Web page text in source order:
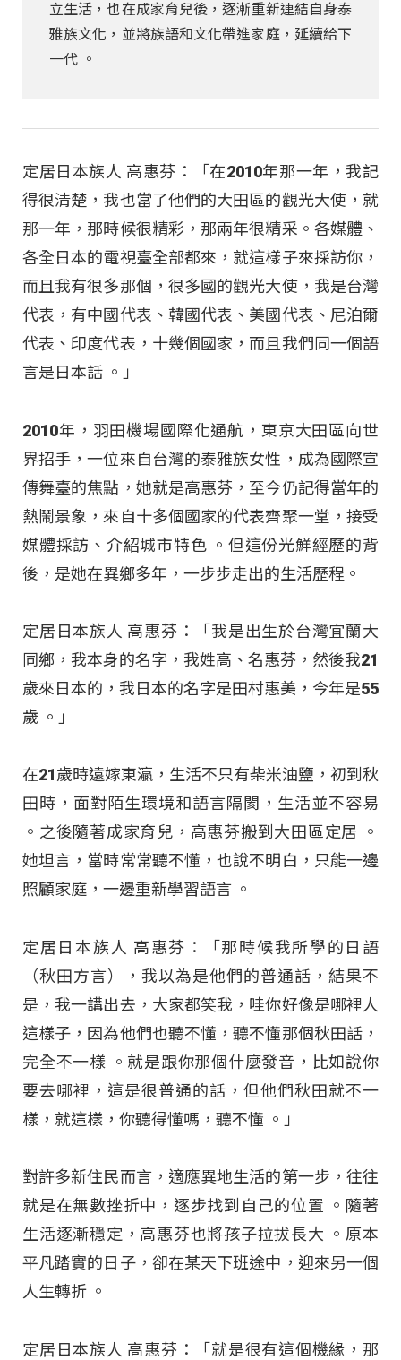
立生活，也在成家育兒後，逐漸重新連結自身泰
雅族文化，並將族語和文化帶進家庭，延續給下
一代 。
定居日本族人 高惠芬：「在2010年那一年，我記
得很清楚，我也當了他們的大田區的觀光大使，就
那一年，那時候很精彩，那兩年很精采。各媒體、
各全日本的電視臺全部都來，就這樣子來採訪你，
而且我有很多那個，很多國的觀光大使，我是台灣
代表，有中國代表、韓國代表、美國代表、尼泊爾
代表、印度代表，十幾個國家，而且我們同一個語
言是日本話 。」
2010年，羽田機場國際化通航，東京大田區向世
界招手，一位來自台灣的泰雅族女性，成為國際宣
傳舞臺的焦點，她就是高惠芬，至今仍記得當年的
熱鬧景象，來自十多個國家的代表齊聚一堂，接受
媒體採訪、介紹城市特色 。但這份光鮮經歷的背
後，是她在異鄉多年，一步步走出的生活歷程。
定居日本族人 高惠芬：「我是出生於台灣宜蘭大
同鄉，我本身的名字，我姓高、名惠芬，然後我21
歲來日本的，我日本的名字是田村惠美，今年是55
歲 。」
在21歲時遠嫁東灜，生活不只有柴米油鹽，初到秋
田時，面對陌生環境和語言隔閡，生活並不容易
。之後隨著成家育兒，高惠芬搬到大田區定居
。
她坦言，當時常常聽不懂，也說不明白，只能一邊
照顧家庭，一邊重新學習語言 。
定居日本族人 高惠芬：「那時候我所學的日語
（秋田方言），我以為是他們的普通話，結果不
是，我一講出去，大家都笑我，哇你好像是哪裡人
這樣子，因為他們也聽不懂，聽不懂那個秋田話，
完全不一樣 。就是跟你那個什麼發音，比如說你
要去哪裡，這是很普通的話，但他們秋田就不一
樣，就這樣，你聽得懂嗎，聽不懂 。」
對許多新住民而言，適應異地生活的第一步，往往
就是在無數挫折中，逐步找到自己的位置 。隨著
生活逐漸穩定，高惠芬也將孩子拉拔長大 。原本
平凡踏實的日子，卻在某天下班途中，迎來另一個
人生轉折 。
定居日本族人 高惠芬：「就是很有這個機緣，那